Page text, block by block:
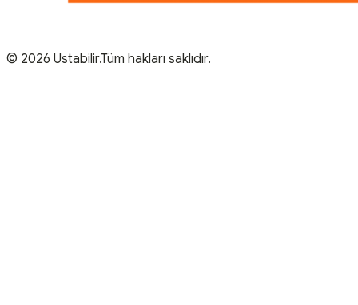
© 2026 Ustabilir.Tüm hakları saklıdır.